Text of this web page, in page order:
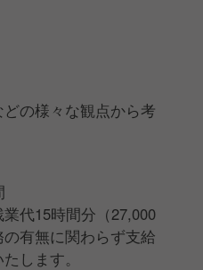
の様々な観点から考
代15時間分（27,000
有無に関わらず支給
します。